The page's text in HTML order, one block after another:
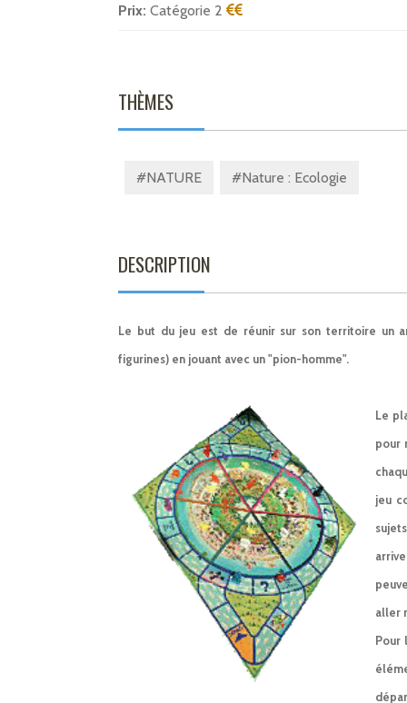
Prix: Catégorie 2
THÈMES
#NATURE #Nature : Ecologie
DESCRIPTION
Le but du jeu est de réunir sur son territoire un
figurines) en jouant avec un "pion-homme".
Le
pour
jeu
aller
Pour